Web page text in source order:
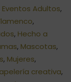
Eventos Adultos,
,
, Hecho a
, Mascotas,
, Mujeres,
creativa,